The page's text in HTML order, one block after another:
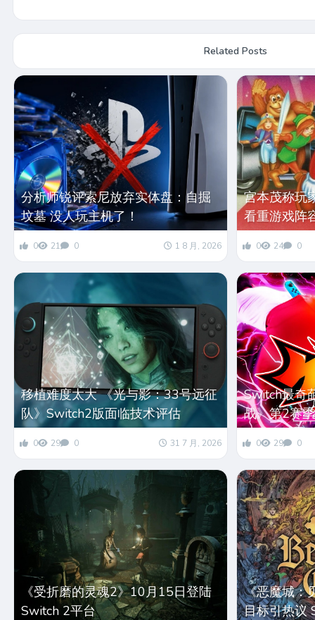
Related Posts
分析师锐评索尼放弃实体盘：自掘
坟墓 没人玩主机了！
0 21 0 1 8 月, 2026
宫本茂称玩
看重游戏阵
0 24 0
移植难度太大 《光与影：33号远征
队》Switch2版面临技术评估
0 29 0 31 7 月, 2026
Switch最奇
战》第2赛
0 29 0
《受折磨的灵魂2》10月15日登陆
Switch 2平台
《恶魔城：
目标引热议